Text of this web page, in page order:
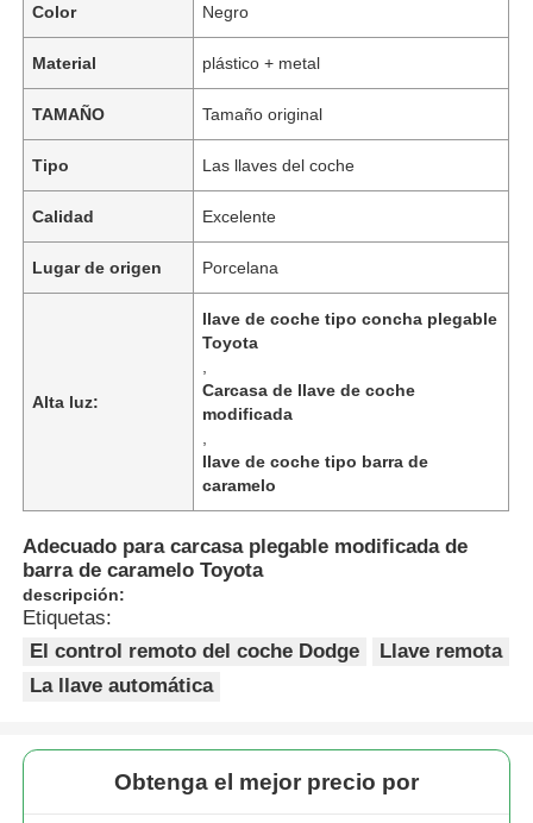
Color Negro
Material plástico + metal
TAMAÑO Tamaño original
Tipo Las llaves del coche
Calidad Excelente
Lugar de origen Porcelana
Alta luz:
llave de coche tipo concha plegable
Toyota
Carcasa de llave de coche
modificada
llave de coche tipo barra de
caramelo
Adecuado para carcasa plegable modificada de
barra de caramelo Toyota
descripción:
Etiquetas:
El control remoto del coche Dodge
Llave remota
La llave automática
Obtenga el mejor precio por